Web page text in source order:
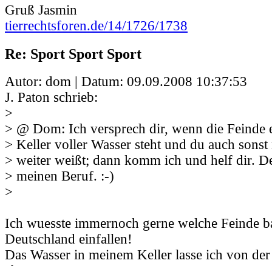
Gruß Jasmin
tierrechtsforen.de/14/1726/1738
Re: Sport Sport Sport
Autor: dom | Datum: 09.09.2008 10:37:53
J. Paton schrieb:
>
> @ Dom: Ich versprech dir, wenn die Feinde
> Keller voller Wasser steht und du auch
> weiter weißt; dann komm ich und helf dir.
> meinen Beruf. :-)
>
Ich wuesste immernoch gerne welche Feinde
Deutschland einfallen!
Das Wasser in meinem Keller lasse ich von